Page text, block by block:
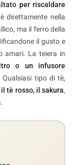
per riscaldare
direttamente nella
ma il ferro della
il gusto e
amari. La teiera in
o un infusore
Qualsiasi tipo di tè,
tè rosso, il sakura,